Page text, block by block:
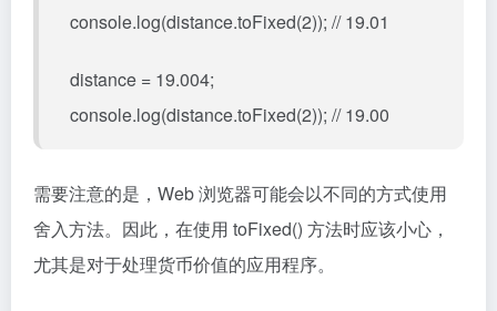
console.log(distance.toFixed(2)); // 19.01
distance = 19.004;
console.log(distance.toFixed(2)); // 19.00
需要注意的是，Web 浏览器可能会以不同的方式使用
舍入方法。因此，在使用 toFixed() 方法时应该小心，
尤其是对于处理货币价值的应用程序。